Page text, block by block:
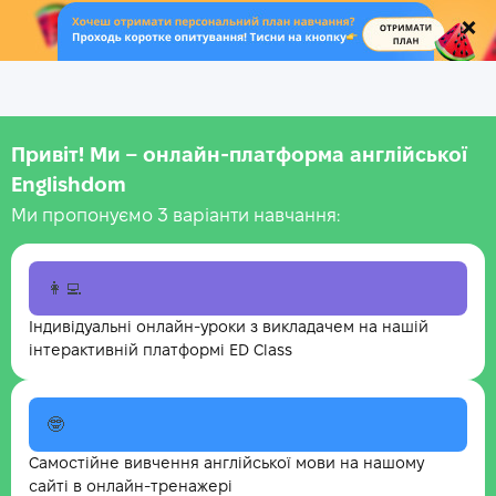
.
Привіт! Ми – онлайн-платформа англійської
Englishdom
Ми пропонуємо 3 варіанти навчання:
👩‍💻
Індивідуальні онлайн-уроки з викладачем на нашій
інтерактивній платформі ED Class
🤓
Самостійне вивчення англійської мови на нашому
сайті в онлайн-тренажері